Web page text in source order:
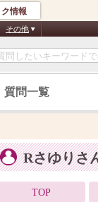
情報
その他
質問一覧
Rさゆりさ
TOP